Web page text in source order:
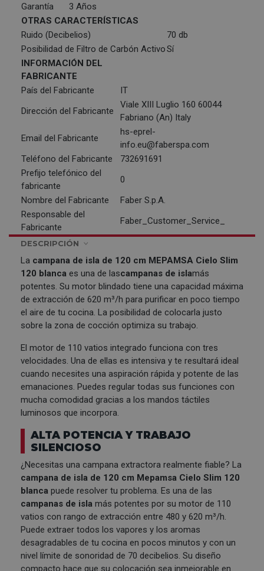
Garantía
3 Años
OTRAS CARACTERÍSTICAS
Ruido (Decibelios)
70 db
Posibilidad de Filtro de Carbón ActivoSí
INFORMACIÓN DEL
FABRICANTE
País del Fabricante
IT
Dirección del Fabricante
Viale XIII Luglio 160 60044
Fabriano (An) Italy
Email del Fabricante
hs-eprel-
info.eu@faberspa.com
Teléfono del Fabricante
732691691
Prefijo telefónico del
fabricante
0
Nombre del Fabricante
Faber S.p.A.
Responsable del
Fabricante
Faber_Customer_Service_
DESCRIPCIÓN
La campana de isla de 120 cm MEPAMSA Cielo Slim
120 blanca es una de lascampanas de islamás
potentes. Su motor blindado tiene una capacidad máxima
de extracción de 620 m³/h para purificar en poco tiempo
el aire de tu cocina. La posibilidad de colocarla justo
sobre la zona de cocción optimiza su trabajo.
El motor de 110 vatios integrado funciona con tres
velocidades. Una de ellas es intensiva y te resultará ideal
cuando necesites una aspiración rápida y potente de las
emanaciones. Puedes regular todas sus funciones con
mucha comodidad gracias a los mandos táctiles
luminosos que incorpora.
ALTA POTENCIA Y TRABAJO
SILENCIOSO
¿Necesitas una campana extractora realmente fiable? La
campana de isla de 120 cm Mepamsa Cielo Slim 120
blanca puede resolver tu problema. Es una de las
campanas de isla más potentes por su motor de 110
vatios con rango de extracción entre 480 y 620 m³/h.
Puede extraer todos los vapores y los aromas
desagradables de tu cocina en pocos minutos y con un
nivel límite de sonoridad de 70 decibelios. Su diseño
compacto hace que su colocación sea inmejorable en